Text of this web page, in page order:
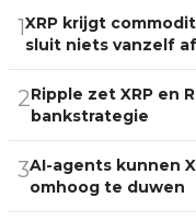
1XRP krijgt
sluit niets vanzelf af
2Ripple zet XRP en
bankstrategie
3AI-agents kunnen
omhoog te duwen